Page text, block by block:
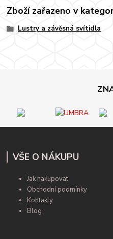
Zboží zařazeno v
Lustry a závěsná svítidla
VŠE O NÁKUPU
Jak nakupovat
Obchodní podmínky
Kontakty
Blog